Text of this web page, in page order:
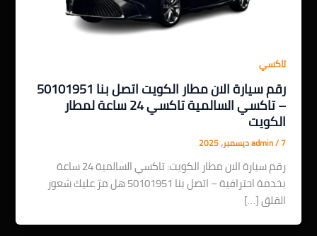
تاكسي
رقم سيارة الان مطار الكويت اتصل بنا 50101951
– تاكسي السالمية تاكسي 24 ساعة لمطار
الكويت
admin/7 ديسمبر، 2025
رقم سيارة الان مطار الكويت: تاكسي السالمية 24 ساعة
بخدمة احترافية – اتصل بنا 50101951 هل مرّ عليك شعور
القلق […]